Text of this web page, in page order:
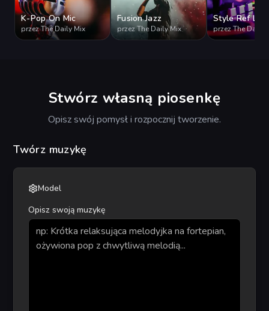
K-Pop On Mic
przez The Daily Mix
Fusion Jazz
przez The Daily Mix
Style Ref Lab
przez The Daily
Stwórz własną piosenkę
Opisz swój pomysł i rozpocznij tworzenie.
Twórz muzykę
Model
Opisz swoją muzykę